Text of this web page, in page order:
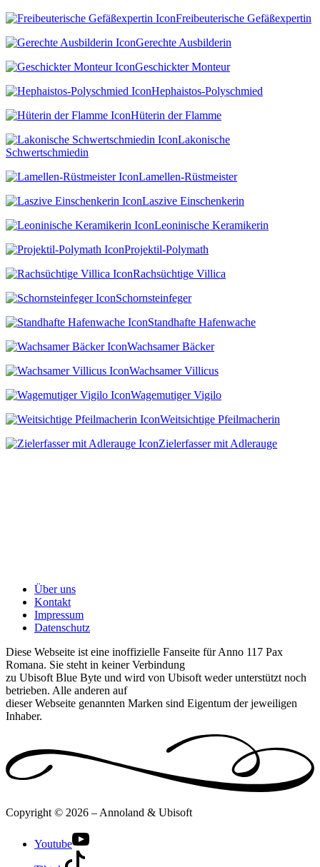
Freibeuterische Gefäßexpertin
Gerechte Ausbilderin
Geschickter Monteur
Hephaistos-Polyschmied
Hüterin der Flamme
Lakonische
Schwertschmiedin
Lamellen-Rüstmeister
Laszive Einschenkerin
Leoninische Keramikerin
Projektil-Polymath
Rachsüchtige Villica
Schornsteinfeger
Standhafte Hafenwache
Wachsamer Bäcker
Wachsamer Villicus
Wagemutiger Vigilo
Weitsichtige Pfeilmacherin
Zielerfasser mit Adlerauge
Über uns
Kontakt
Impressum
Datenschutz
Diese Webseite ist eine inoffizielle Fanseite für Anno 117 Pax
Romana. Sie steht in keiner Verbindung
zu Ubisoft Blue Byte und wird von Ubisoft weder unterstützt noch
betrieben. Alle anderen auf
dieser Webseite genannten Marken sind Eigentum der jeweiligen
Inhaber.
Copyright © 2026 – Annoland & Ubisoft
Youtube